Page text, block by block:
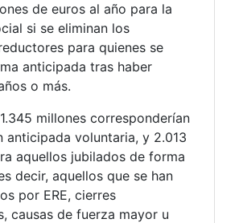
de euros al año para la
si se eliminan los
para quienes se
anticipada tras haber
o más.
millones corresponderían
anticipada voluntaria, y 2.013
aquellos jubilados de forma
decir, aquellos que se han
por ERE, cierres
causas de fuerza mayor u